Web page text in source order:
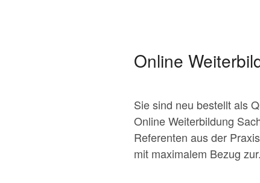
Online
Sie sind neu bestellt als
Online Weiterbildung
Referenten aus der
mit maximalem Bezug